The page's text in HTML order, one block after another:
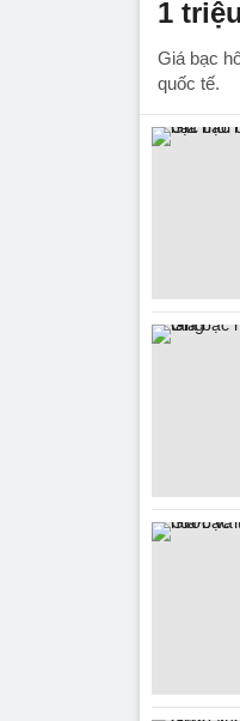
1
Giá bạc
quốc tế.